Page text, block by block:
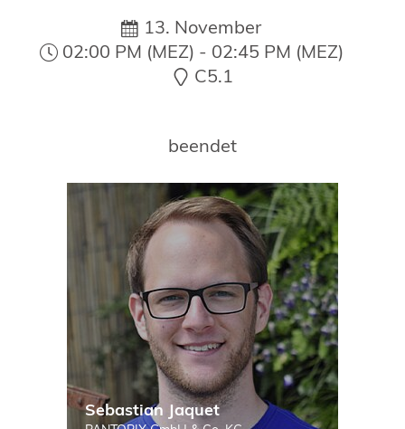
NORDIC TechKomm Kopenhagen
23.-24. September 2026
13. November
02:00 PM (MEZ) - 02:45 PM (MEZ)
C5.1
beendet
Sebastian Jaquet